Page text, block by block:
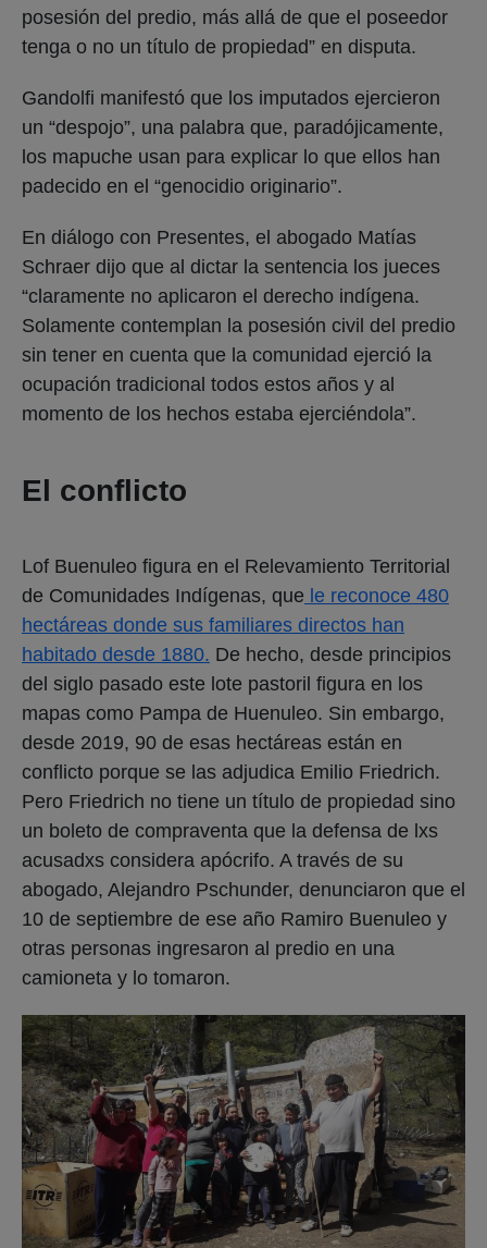
posesión del predio, más allá de que el poseedor
tenga o no un título de propiedad” en disputa.
Gandolfi manifestó que los imputados ejercieron
un “despojo”, una palabra que, paradójicamente,
los mapuche usan para explicar lo que ellos han
padecido en el “genocidio originario”.
En diálogo con Presentes, el abogado Matías
Schraer dijo que al dictar la sentencia los jueces
“claramente no aplicaron el derecho indígena.
Solamente contemplan la posesión civil del predio
sin tener en cuenta que la comunidad ejerció la
ocupación tradicional todos estos años y al
momento de los hechos estaba ejerciéndola”.
El conflicto
Lof Buenuleo figura en el Relevamiento Territorial
de Comunidades Indígenas, que le reconoce 480
hectáreas donde sus familiares directos han
habitado desde 1880. De hecho, desde principios
del siglo pasado este lote pastoril figura en los
mapas como Pampa de Huenuleo. Sin embargo,
desde 2019, 90 de esas hectáreas están en
conflicto porque se las adjudica Emilio Friedrich.
Pero Friedrich no tiene un título de propiedad sino
un boleto de compraventa que la defensa de lxs
acusadxs considera apócrifo. A través de su
abogado, Alejandro Pschunder, denunciaron que el
10 de septiembre de ese año Ramiro Buenuleo y
otras personas ingresaron al predio en una
camioneta y lo tomaron.